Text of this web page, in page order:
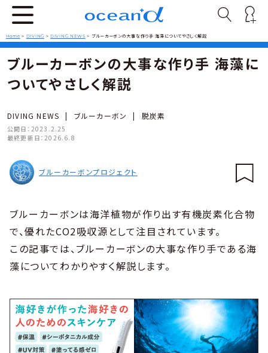
Home > DIVING >DIVING NEWS > ブルーカーボンの大事な作り手 海藻についてやさしく解説
ブルーカーボンの大事な作り手 海藻に
ついてやさしく解説
DIVING NEWS | ブルーカーボン | 脱炭素
公開日： 2023.2.25
最終更新日： 2026.6.8
ブルーカーボンプロジェクト
ブルーカーボンは海洋植物が作り出す有機炭素化合物
で、優れたCO2吸収源として注目されています。
この記事では、ブルーカーボンの大事な作り手である海
藻についてわかりやすく解説します。